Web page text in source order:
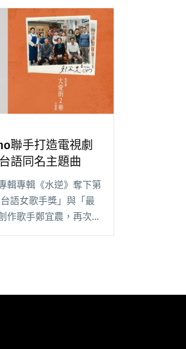
聯手打造電視劇
語同名主題曲
輯專輯《水逆》奪下第
語女歌手獎」與「最
作歌手鄭宜農，再次入
2巷》台語同名主題曲"